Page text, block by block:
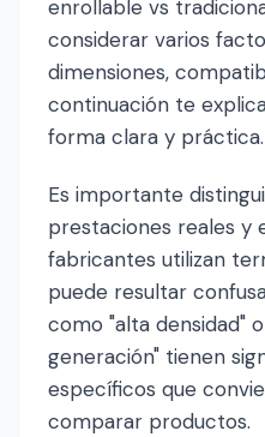
enrollable vs
considerar varios
dimensiones,
continuación te
forma clara y práctica.
Es importante
prestaciones reales y
fabricantes utilizan
puede resultar
como "alta densidad"
generación" tienen
específicos que
comparar productos.